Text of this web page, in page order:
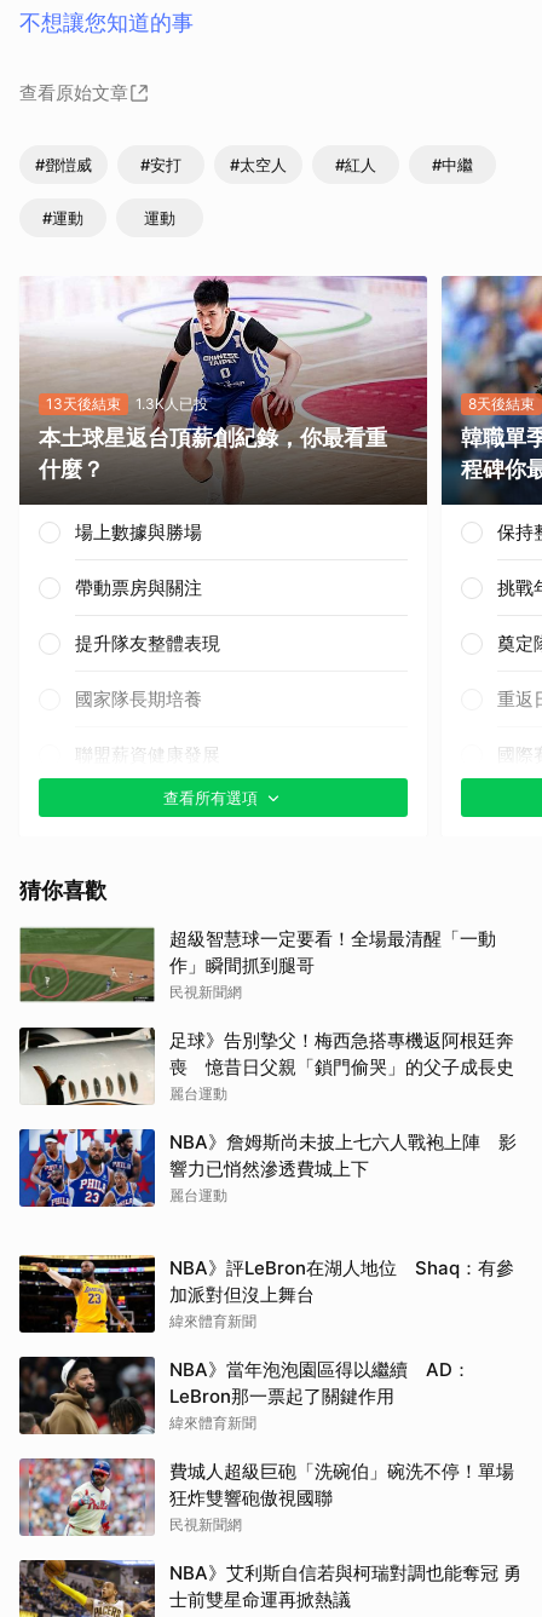
不想讓您知道的事
查看原始文章
#鄧愷威 #安打 #太空人 #紅人 #中繼
#運動 運動
13天後結束 1.3K人已投
本土球星返台頂薪創紀錄，你最看重
什麼？
場上數據與勝場
帶動票房與關注
提升隊友整體表現
國家隊長期培養
聯盟薪資健康發展
其他（歡迎貼文分享）
查看所有選項
8天後結束
韓職單
程碑你
保持
挑戰
奠定
重返
國際
猜你喜歡
超級智慧球一定要看！全場最清醒「一動
作」瞬間抓到腿哥
民視新聞網
足球》告別摯父！梅西急搭專機返阿根廷奔
喪 憶昔日父親「鎖門偷哭」的父子成長史
麗台運動
NBA》詹姆斯尚未披上七六人戰袍上陣 影
響力已悄然滲透費城上下
麗台運動
NBA》評LeBron在湖人地位 Shaq：有參
加派對但沒上舞台
緯來體育新聞
NBA》當年泡泡園區得以繼續 AD：
LeBron那一票起了關鍵作用
緯來體育新聞
費城人超級巨砲「洗碗伯」碗洗不停！單場
狂炸雙響砲傲視國聯
民視新聞網
NBA》艾利斯自信若與柯瑞對調也能奪冠 勇
士前雙星命運再掀熱議